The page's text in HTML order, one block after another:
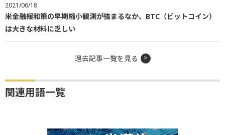
2021/06/18
米金融緩和策の早期縮小観測が強まるなか、BTC（ビットコイン）
は大きな材料に乏しい
過去記事一覧を見る
関連用語一覧